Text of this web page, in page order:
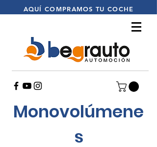
AQUÍCOMPRAMOS TU COCHE
Monovolúmene
s